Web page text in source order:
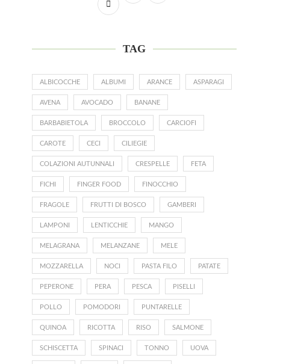
TAG
ALBICOCCHE ALBUMI ARANCE ASPARAGI
AVENA AVOCADO BANANE
BARBABIETOLA BROCCOLO CARCIOFI
CAROTE CECI CILIEGIE
COLAZIONI AUTUNNALI CRESPELLE FETA
FICHI FINGER FOOD FINOCCHIO
FRAGOLE FRUTTI DI BOSCO GAMBERI
LAMPONI LENTICCHIE MANGO
MELAGRANA MELANZANE MELE
MOZZARELLA NOCI PASTA FILO PATATE
PEPERONE PERA PESCA PISELLI
POLLO POMODORI PUNTARELLE
QUINOA RICOTTA RISO SALMONE
SCHISCETTA SPINACI TONNO UOVA